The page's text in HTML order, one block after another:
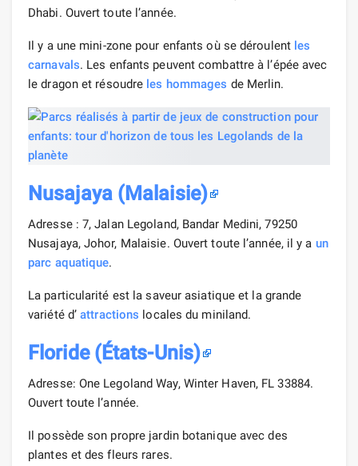
Dhabi. Ouvert toute l’année.
Il y a une mini-zone pour enfants où se déroulent les
carnavals. Les enfants peuvent combattre à l’épée avec
le dragon et résoudre les hommages de Merlin.
Nusajaya (Malaisie)
Adresse : 7, Jalan Legoland, Bandar Medini, 79250
Nusajaya, Johor, Malaisie. Ouvert toute l’année, il y a un
parc aquatique.
La particularité est la saveur asiatique et la grande
variété d’attractions locales du miniland.
Floride (États-Unis)
Adresse: One Legoland Way, Winter Haven, FL 33884.
Ouvert toute l’année.
Il possède son propre jardin botanique avec des
plantes et des fleurs rares.